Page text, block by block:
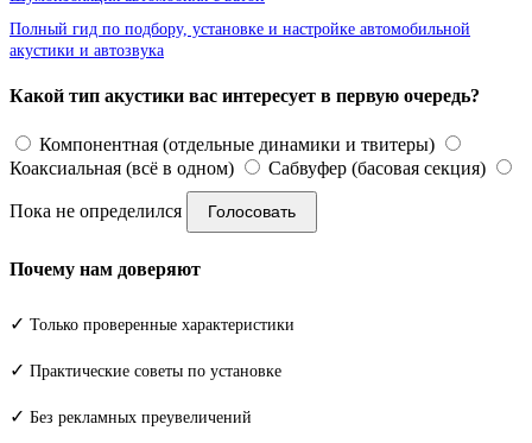
Полный гид по подбору, установке и настройке автомобильной
акустики и автозвука
Какой тип акустики вас интересует в первую очередь?
Компонентная (отдельные динамики и твитеры)
Коаксиальная (всё в одном)
Сабвуфер (басовая секция)
Пока не определился Голосовать
Почему нам доверяют
✓ Только проверенные характеристики
✓ Практические советы по установке
✓ Без рекламных преувеличений